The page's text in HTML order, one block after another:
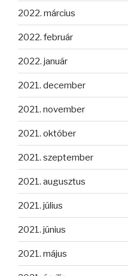
2022. március
2022. február
2022. január
2021. december
2021. november
2021. október
2021. szeptember
2021. augusztus
2021. július
2021. június
2021. május